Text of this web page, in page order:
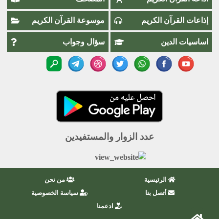
إذاعات القرآن الكريم موسوعة القرآن الكريم
اساسيات الدين سؤال وجواب
عدد الزوار والمستفيدين
الرئيسية
من نحن
أتصل بنا
سياسة الخصوصية
ادعمنا